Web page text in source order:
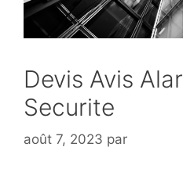
Devis Avis
Securite
août 7, 2023 par